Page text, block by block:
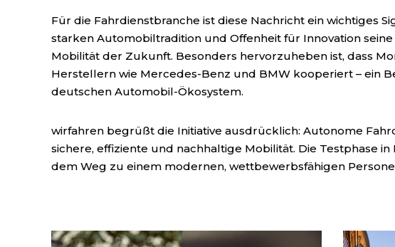
Für die Fahrdienstbranche ist diese Nachricht ein wichtiges
starken Automobiltradition und Offenheit für Innovation
Mobilität der Zukunft. Besonders hervorzuheben ist, dass
Herstellern wie Mercedes-Benz und BMW kooperiert – ein
deutschen Automobil-Ökosystem.
wirfahren begrüßt die Initiative ausdrücklich: Autonome
sichere, effiziente und nachhaltige Mobilität. Die Testphase
dem Weg zu einem modernen, wettbewerbsfähigen